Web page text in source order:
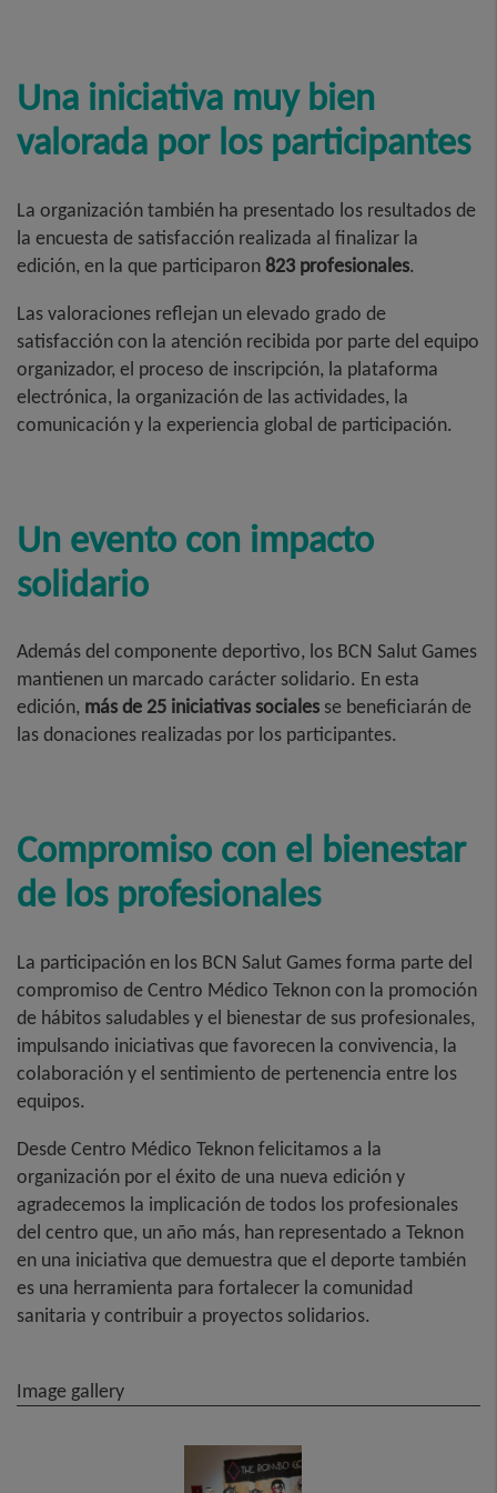
Una iniciativa muy bien
valorada por los participantes
La organización también ha presentado los resultados de
la encuesta de satisfacción realizada al finalizar la
edición, en la que participaron823 profesionales.
Las valoraciones reflejan un elevado grado de
satisfacción con la atención recibida por parte del equipo
organizador, el proceso de inscripción, la plataforma
electrónica, la organización de las actividades, la
comunicación y la experiencia global de participación.
Un evento con impacto
solidario
Además del componente deportivo, los BCN Salut Games
mantienen un marcado carácter solidario. En esta
edición, más de 25 iniciativas sociales se beneficiarán de
las donaciones realizadas por los participantes.
Compromiso con el bienestar
de los profesionales
La participación en los BCN Salut Games forma parte del
compromiso de Centro Médico Teknon con la promoción
de hábitos saludables y el bienestar de sus profesionales,
impulsando iniciativas que favorecen la convivencia, la
colaboración y el sentimiento de pertenencia entre los
equipos.
Desde Centro Médico Teknon felicitamos a la
organización por el éxito de una nueva edición y
agradecemos la implicación de todos los profesionales
del centro que, un año más, han representado a Teknon
en una iniciativa que demuestra que el deporte también
es una herramienta para fortalecer la comunidad
sanitaria y contribuir a proyectos solidarios.
Image gallery